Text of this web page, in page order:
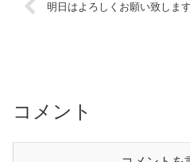
明日はよろしくお願い致します
コメント